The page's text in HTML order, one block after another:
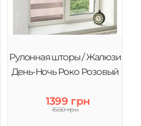
Рулонная шторы / Жалюзи
День-Ночь Роко Розовый
1399 грн
1500 грн